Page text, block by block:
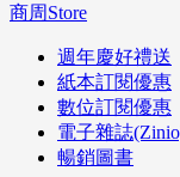
商周Store
週年慶好禮送
紙本訂閱優惠
數位訂閱優惠
電子雜誌
暢銷圖書